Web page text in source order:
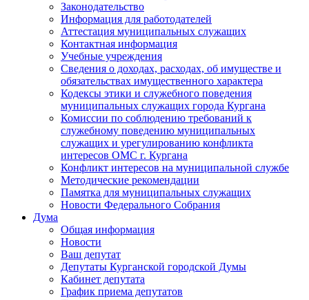
Законодательство
Информация для работодателей
Аттестация муниципальных служащих
Контактная информация
Учебные учреждения
Сведения о доходах, расходах, об имуществе и
обязательствах имущественного характера
Кодексы этики и служебного поведения
муниципальных служащих города Кургана
Комиссии по соблюдению требований к
служебному поведению муниципальных
служащих и урегулированию конфликта
интересов ОМС г. Кургана
Конфликт интересов на муниципальной службе
Методические рекомендации
Памятка для муниципальных служащих
Новости Федерального Cобрания
Дума
Общая информация
Новости
Ваш депутат
Депутаты Курганской городской Думы
Кабинет депутата
График приема депутатов